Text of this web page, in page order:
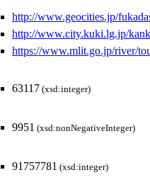
http://www.geocities.jp/
http://www.city.kuki.lg.jp/
https://www.mlit.go.jp/river/
63117 (xsd:integer)
9951 (xsd:nonNegativeInteger)
91757781 (xsd:integer)